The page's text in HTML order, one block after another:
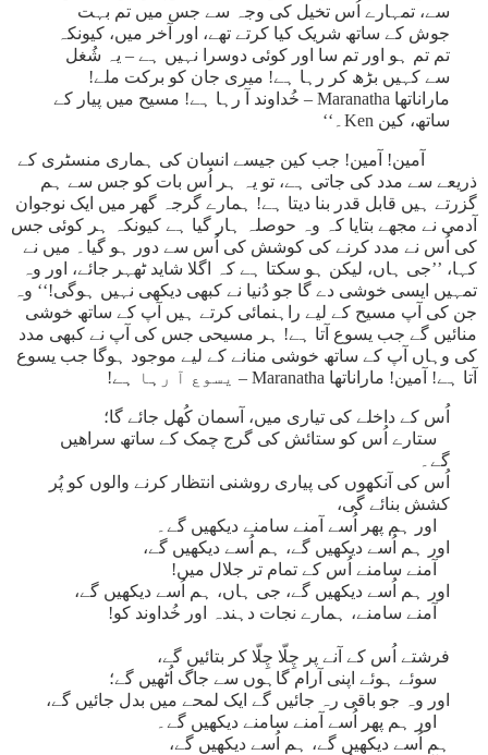
سے، تمہارے اُس تخیل کی وجہ سے جس میں تم بہت
جوش کے ساتھ شریک کیا کرتے تھے، اور آخر میں، کیونکہ
تم تم ہو اور تم سا اور کوئی دوسرا نہیں ہے – یہ شُغل
سے کہیں بڑھ کر رہا ہے! میری جان کو برکت ملے!
ماراناتھا Maranatha – خُداوند آ رہا ہے! مسیح میں پیار کے
ساتھ، کین Ken۔‘‘
آمین! آمین! جب کین جیسے انسان کی ہماری منسٹری کے
ذریعے سے مدد کی جاتی ہے، تو یہ ہر اُس بات کو جس سے ہم
گزرتے ہیں قابل قدر بنا دیتا ہے! ہمارے گرجہ گھر میں ایک نوجوان
آدمی نے مجھے بتایا کہ وہ حوصلہ ہار گیا ہے کیونکہ ہر کوئی جس
کی اُس نے مدد کرنے کی کوشش کی اُس سے دور ہو گیا۔ میں نے
کہا، ’’جی ہاں، لیکن ہو سکتا ہے کہ اگلا شاید ٹھہر جائے، اور وہ
تمہیں ایسی خوشی دے گا جو دُنیا نے کبھی دیکھی نہیں ہوگی!‘‘ وہ
جن کی آپ مسیح کے لیے راہنمائی کرتے ہیں آپ کے ساتھ خوشی
منائیں گے جب یسوع آتا ہے! ہر مسیحی جس کی آپ نے کبھی مدد
کی وہاں آپ کے ساتھ خوشی منانے کے لیے موجود ہوگا جب یسوع
آتا ہے! آمین! ماراناتھا Maranatha – یسوع آ رہا ہے!
اُس کے داخلے کی تیاری میں، آسمان کُھل جائے گا؛
ستارے اُس کو ستائش کی گرج چمک کے ساتھ سراھیں
گے۔
اُس کی آنکھوں کی پیاری روشنی انتظار کرنے والوں کو پُر
کشش بنائے گی،
اور ہم پھر اُسے آمنے سامنے دیکھیں گے۔
اور ہم اُسے دیکھیں گے، ہم اُسے دیکھیں گے،
آمنے سامنے اُس کے تمام تر جلال میں!
اور ہم اُسے دیکھیں گے، جی ہاں، ہم اُسے دیکھیں گے،
آمنے سامنے، ہمارے نجات دہندہ اور خُداوند کو!
فرشتے اُس کے آنے پر چِلّا چِلّا کر بتائیں گے،
سوئے ہوئے اپنی آرام گاہوں سے جاگ اُٹھیں گے؛
اور وہ جو باقی رہ جائیں گے ایک لمحے میں بدل جائیں گے،
اور ہم پھر اُسے آمنے سامنے دیکھیں گے۔
ہم اُسے دیکھیں گے، ہم اُسے دیکھیں گے،